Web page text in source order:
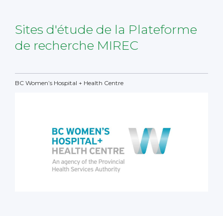
Sites d'étude de la Plateforme
de recherche MIREC
BC Women’s Hospital + Health Centre